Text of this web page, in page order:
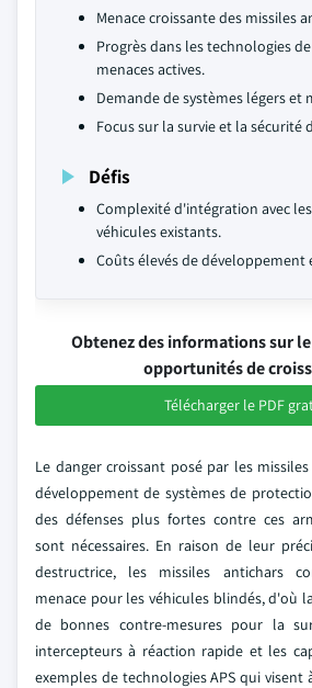
Menace croissante des missiles
Progrès dans les technologies
menaces actives.
Demande de systèmes légers et
Focus sur la survie et la sécurité
Défis
Complexité d'intégration avec
véhicules existants.
Coûts élevés de
Obtenez des informations sur
opportunités de
Télécharger le PDF
Le danger croissant posé par les
développement de systèmes de
des défenses plus fortes contre ces
sont nécessaires. En raison de leur
destructrice, les missiles antichars
menace pour les véhicules blindés, d'où
de bonnes contre-mesures pour la
intercepteurs à réaction rapide et les
exemples de technologies APS qui